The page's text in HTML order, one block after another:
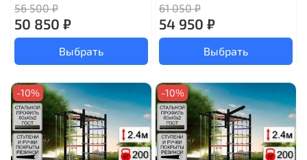
56 500 ₽
50 850 ₽
Выбрать
61 050 ₽
54 950 ₽
Выбрать
-10% -10%